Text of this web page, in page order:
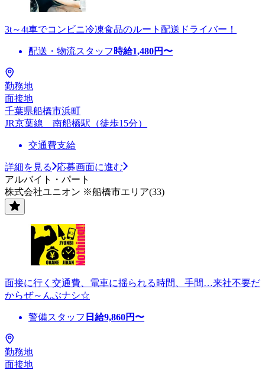
3t～4t車でコンビニ冷凍食品のルート配送ドライバー！
配送・物流スタッフ 時給1,480円〜
勤務地
面接地
千葉県船橋市浜町
JR京葉線 南船橋駅（徒歩15分）
交通費支給
詳細を見る
応募画面に進む
アルバイト・パート
株式会社ユニオン ※船橋市エリア(33)
面接に行く交通費、電車に揺られる時間、手間…来社不要だ
からぜ～んぶナシ☆
警備スタッフ 日給9,860円〜
勤務地
面接地